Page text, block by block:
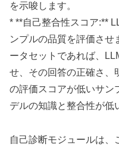
を示唆します。
* **自己整合性スコア:**
ンプルの品質を評価させ
ータセットであれば、
せ、その回答の正確さ、
の評価スコアが低いサン
デルの知識と整合性が低
自己診断モジュールは、